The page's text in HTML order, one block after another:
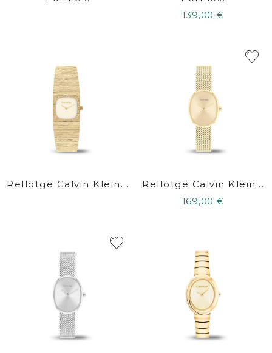
139,00 €
Rellotge Calvin Klein...
Rellotge Calvin Klein...
169,00 €